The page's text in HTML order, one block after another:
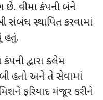
વીમા કંપની બંને
સંબંધ સ્થાપિત કરવામાં
હતું.
દ્વારા ક્લેમ
હતો અને તે સેવામાં
ફરિયાદ મંજૂર કરીને